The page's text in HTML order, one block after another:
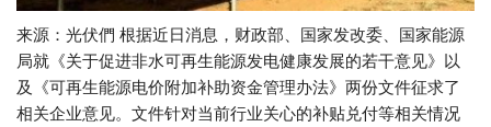
来源：光伏們 根据近日消息，财政部、国家发改委、国家能源
局就《关于促进非水可再生能源发电健康发展的若干意见》以
及《可再生能源电价附加补助资金管理办法》两份文件征求了
相关企业意见。文件针对当前行业关心的补贴兑付等相关情况